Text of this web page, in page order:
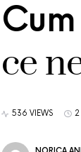
ce
536 VIEWS 2